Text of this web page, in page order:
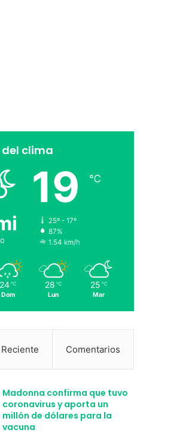
clima
19 ℃
25º - 17º
87%
1.54 km/h
24 ℃
Dom
28 ℃
Lun
25 ℃
Mar
Reciente Comentarios
Madonna confirma que tuvo
coronavirus y aporta un
millón de dólares para la
vacuna